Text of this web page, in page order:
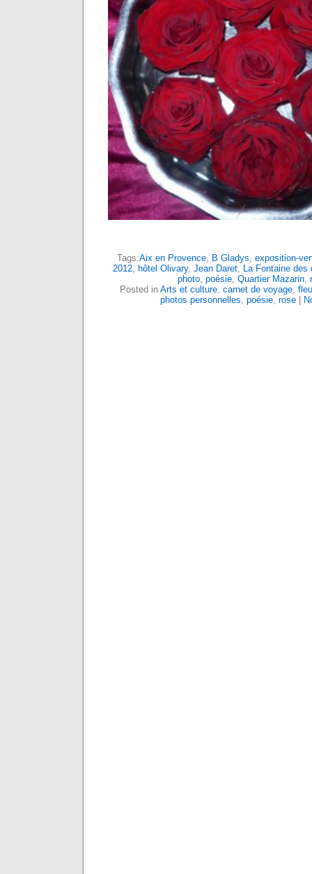
Tags:Aix en Provence, B Gladys, exposition-
2012, hôtel Olivary, Jean Daret, La Fontaine des
photo, poésie, Quartier Mazarin,
Posted in Arts et culture, carnet de voyage,
photos personnelles, poésie, rose